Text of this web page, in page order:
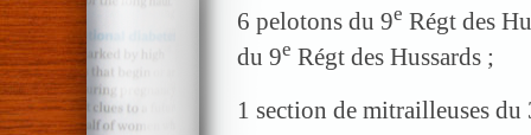
6 pelotons du 9e Régt des
du 9e Régt des Hussards ;
1 section de mitrailleuses du